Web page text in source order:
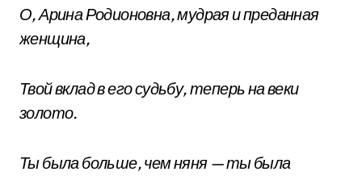
О, Арина Родионовна, мудрая и преданная
женщина,
Твой вклад в его судьбу, теперь на веки
золото.
Ты была больше, чем няня — ты была